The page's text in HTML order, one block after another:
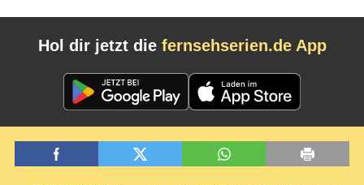
Hol dir jetzt die fernsehserien.de App